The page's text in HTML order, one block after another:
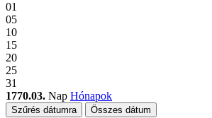
01
05
10
15
20
25
31
1770.03. Nap Hónapok
Szűrés dátumra Összes dátum